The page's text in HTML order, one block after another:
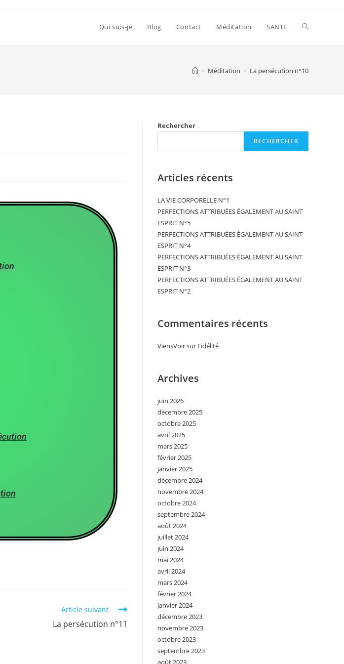
Qui suis-je Blog Contact Méditation SANTE
> Méditation > La persécution n°10
Article suivant
La persécution n°11
Rechercher
RECHERCHER
Articles récents
LA VIE CORPORELLE N°1
PERFECTIONS ATTRIBUÉES ÉGALEMENT AU SAINT
ESPRIT N°5
PERFECTIONS ATTRIBUÉES ÉGALEMENT AU SAINT
ESPRIT N°4
PERFECTIONS ATTRIBUÉES ÉGALEMENT AU SAINT
ESPRIT N°3
PERFECTIONS ATTRIBUÉES ÉGALEMENT AU SAINT
ESPRIT N°2
Commentaires récents
ViensVoirsur Fidélité
Archives
juin 2026
décembre 2025
octobre 2025
avril 2025
mars 2025
février 2025
janvier 2025
décembre 2024
novembre 2024
octobre 2024
septembre 2024
août 2024
juillet 2024
juin 2024
mai 2024
avril 2024
mars 2024
février 2024
janvier 2024
décembre 2023
novembre 2023
octobre 2023
septembre 2023
août 2023